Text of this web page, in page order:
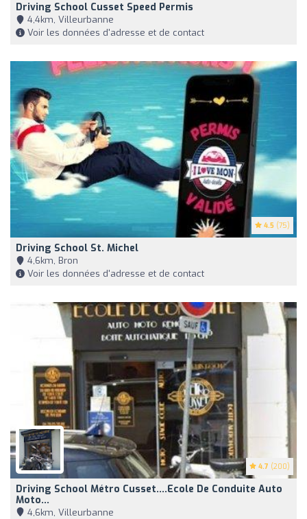
Driving School Cusset Speed Permis
4,4km, Villeurbanne
Voir les données d'adresse et de contact
4.5 (75)
Driving School St. Michel
4,6km, Bron
Voir les données d'adresse et de contact
4.7 (200)
Driving School Métro Cusset....ecole De Conduite Auto
Moto...
4,6km, Villeurbanne